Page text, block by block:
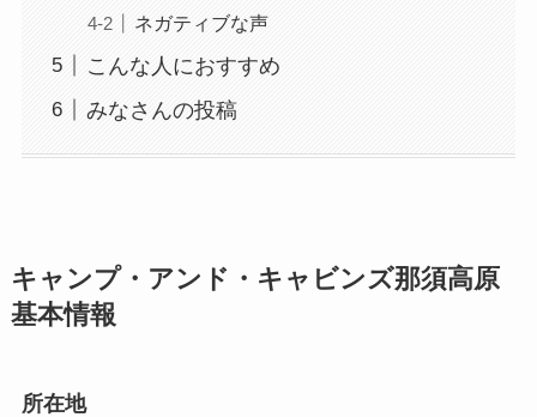
ネガティブな声
こんな人におすすめ
みなさんの投稿
キャンプ・アンド・キャビンズ那須高原
基本情報
所在地